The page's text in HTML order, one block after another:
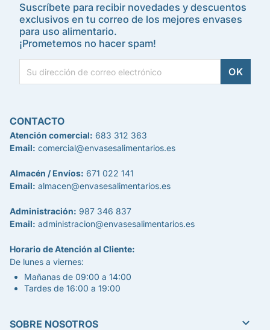
Suscríbete para recibir novedades y descuentos
exclusivos en tu correo de los mejores envases
para uso alimentario.
¡Prometemos no hacer spam!
CONTACTO
Atención comercial: 683 312 363
Email: comercial@envasesalimentarios.es
Almacén / Envíos: 671 022 141
Email: almacen@envasesalimentarios.es
Administración: 987 346 837
Email: administracion@envasesalimentarios.es
Horario de Atención al Cliente:
De lunes a viernes:
Mañanas de 09:00 a 14:00
Tardes de 16:00 a 19:00
SOBRE NOSOTROS 